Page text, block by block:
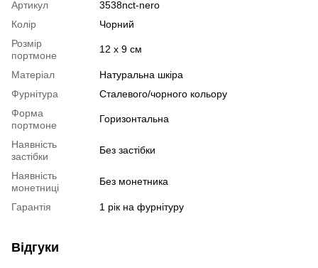
Артикул
3538nct-nero
Колір
Чорний
Розмір
портмоне
12 х 9 см
Матеріал
Натуральна шкіра
Фурнітура
Сталевого/чорного кольору
Форма
портмоне
Горизонтальна
Наявність
застібки
Без застібки
Наявність
монетниці
Без монетника
Гарантія 1 рік на фурнітуру
Відгуки